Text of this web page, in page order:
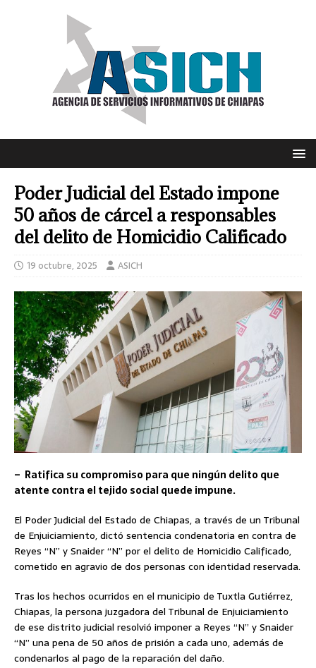
Poder Judicial del Estado impone
50 años de cárcel a responsables
del delito de Homicidio Calificado
19 octubre, 2025 ASICH
– Ratifica su compromiso para que ningún delito que
atente contra el tejido social quede impune.
El Poder Judicial del Estado de Chiapas, a través de un Tribunal
de Enjuiciamiento, dictó sentencia condenatoria en contra de
Reyes “N” y Snaider “N” por el delito de Homicidio Calificado,
cometido en agravio de dos personas con identidad reservada.
Tras los hechos ocurridos en el municipio de Tuxtla Gutiérrez,
Chiapas, la persona juzgadora del Tribunal de Enjuiciamiento
de ese distrito judicial resolvió imponer a Reyes “N” y Snaider
“N” una pena de 50 años de prisión a cada uno, además de
condenarlos al pago de la reparación del daño.